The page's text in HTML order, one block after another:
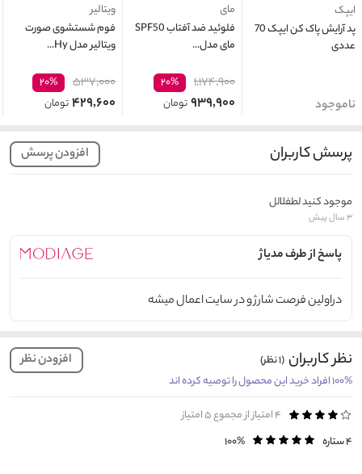
ایپک
پد آرایش پاک کن ایپک 70
عددی
ناموجود
مای
فلوئید ضد آفتاب SPF50
مای مدل...
۱,۱۷۴,۹۰۰ ۲۰%
۹۳۹,۹۰۰تومان
ویتالیر
فوم شستشوی صورت
ویتالیر مدل Hy...
۵۳۷,۰۰۰ ۲۰%
۴۲۹,۶۰۰تومان
پرسش کاربران افزودن پرسش
موجود کنید لطفلالل
۳ سال پیش
پاسخ از طرف مدیاژ
دراولین فرصت شارژ و در سایت اعمال میشه
نظر کاربران (۱ نظر) افزودن نظر
۱۰۰% افراد خرید این محصول را توصیه کرده اند
۴امتیاز از مجموع ۵ امتیاز
۴ ستاره
۱۰۰%